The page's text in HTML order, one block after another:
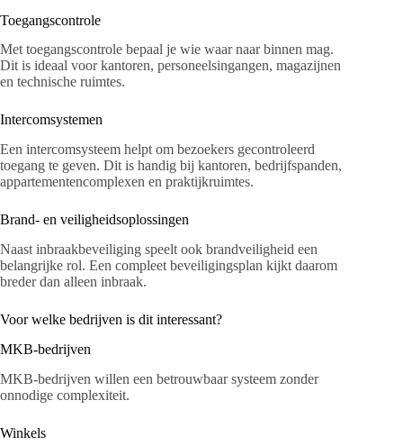
Toegangscontrole
Met toegangscontrole bepaal je wie waar naar binnen mag.
Dit is ideaal voor kantoren, personeelsingangen, magazijnen
en technische ruimtes.
Intercomsystemen
Een intercomsysteem helpt om bezoekers gecontroleerd
toegang te geven. Dit is handig bij kantoren, bedrijfspanden,
appartementencomplexen en praktijkruimtes.
Brand- en veiligheidsoplossingen
Naast inbraakbeveiliging speelt ook brandveiligheid een
belangrijke rol. Een compleet beveiligingsplan kijkt daarom
breder dan alleen inbraak.
Voor welke bedrijven is dit interessant?
MKB-bedrijven
MKB-bedrijven willen een betrouwbaar systeem zonder
onnodige complexiteit.
Winkels